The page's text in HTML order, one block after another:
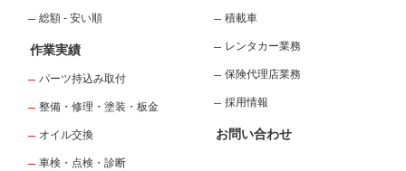
総額 - 安い順
作業実績
パーツ持込み取付
整備・修理・塗装・板金
オイル交換
車検・点検・診断
積載車
レンタカー業務
保険代理店業務
採用情報
お問い合わせ